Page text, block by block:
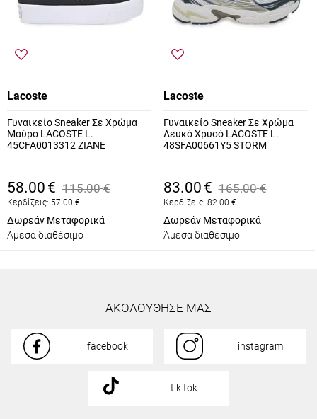
Lacoste
Γυναικείο Sneaker Σε Χρώμα
Μαύρο LACOSTE L.
45CFA0013312 ZIANE
58.00 € 115.00 €
Κερδίζεις: 57.00 €
Δωρεάν Μεταφορικά
Άμεσα διαθέσιμο
Lacoste
Γυναικείο Sneaker Σε Χρώμα
Λευκό Χρυσό LACOSTE L.
48SFA00661Y5 STORM
83.00 € 165.00 €
Κερδίζεις: 82.00 €
Δωρεάν Μεταφορικά
Άμεσα διαθέσιμο
ΑΚΟΛΟΥΘΗΣΕ ΜΑΣ
facebook instagram
tik tok